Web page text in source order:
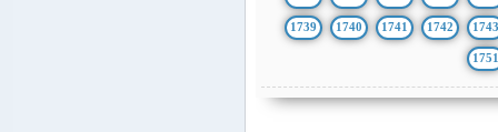
1739 1740 1741 1742 1743
1751